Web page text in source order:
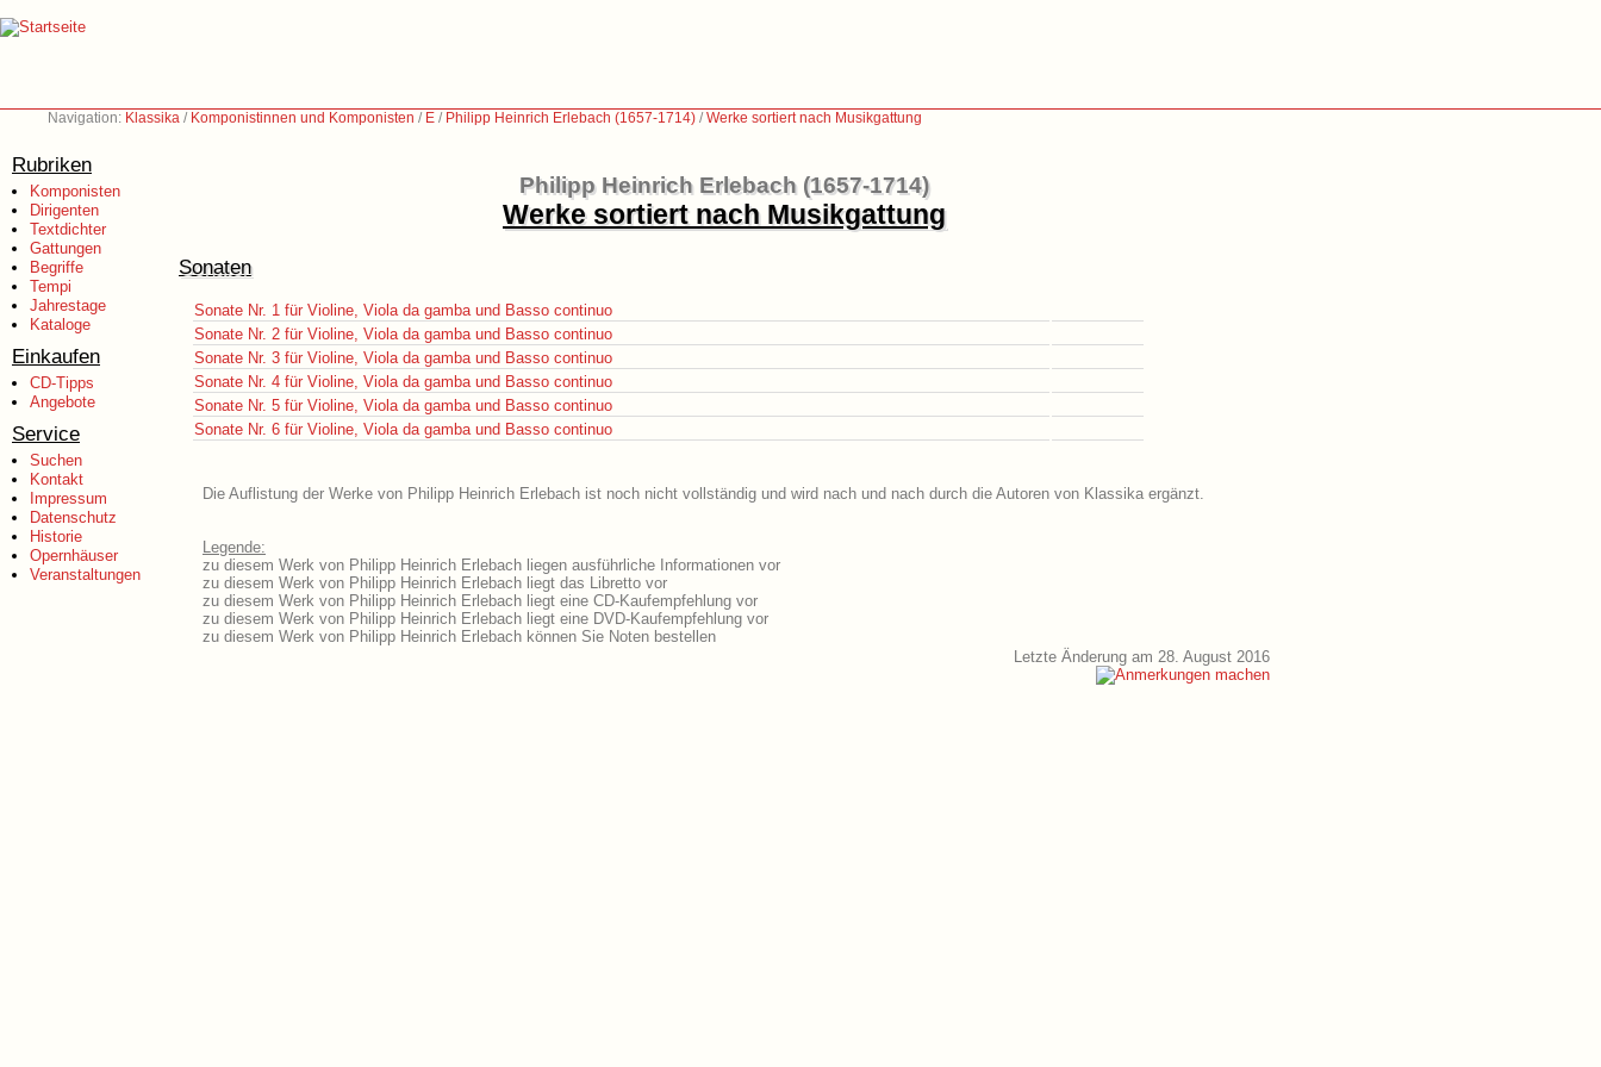
Navigation: Klassika / Komponistinnen und Komponisten / E / Philipp Heinrich Erlebach (1657-1714) /Werke sortiert nach Musikgattung
Rubriken
Komponisten
Dirigenten
Textdichter
Gattungen
Begriffe
Tempi
Jahrestage
Kataloge
Einkaufen
CD-Tipps
Angebote
Service
Suchen
Kontakt
Impressum
Datenschutz
Historie
Opernhäuser
Veranstaltungen
Philipp Heinrich Erlebach (1657-1714)
Werke sortiert nach Musikgattung
Sonaten
Sonate Nr. 1 für Violine, Viola da gamba und Basso continuo
Sonate Nr. 2 für Violine, Viola da gamba und Basso continuo
Sonate Nr. 3 für Violine, Viola da gamba und Basso continuo
Sonate Nr. 4 für Violine, Viola da gamba und Basso continuo
Sonate Nr. 5 für Violine, Viola da gamba und Basso continuo
Sonate Nr. 6 für Violine, Viola da gamba und Basso continuo
Die Auflistung der Werke von Philipp Heinrich Erlebach ist noch nicht vollständig und wird nach und nach durch die Autoren von Klassika ergänzt.
Legende:
zu diesem Werk von Philipp Heinrich Erlebach liegen ausführliche Informationen vor
zu diesem Werk von Philipp Heinrich Erlebach liegt das Libretto vor
zu diesem Werk von Philipp Heinrich Erlebach liegt eine CD-Kaufempfehlung vor
zu diesem Werk von Philipp Heinrich Erlebach liegt eine DVD-Kaufempfehlung vor
zu diesem Werk von Philipp Heinrich Erlebach können Sie Noten bestellen
Letzte Änderung am 28. August 2016